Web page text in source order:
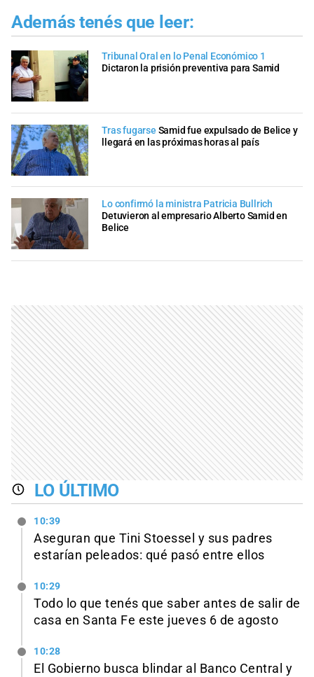
Además tenés que leer:
Tribunal Oral en lo Penal Económico 1
Dictaron la prisión preventiva para Samid
Tras fugarse Samid fue expulsado de Belice y
llegará en las próximas horas al país
Lo confirmó la ministra Patricia Bullrich
Detuvieron al empresario Alberto Samid en
Belice
LO ÚLTIMO
10:39
Aseguran que Tini Stoessel y sus padres
estarían peleados: qué pasó entre ellos
10:29
Todo lo que tenés que saber antes de salir de
casa en Santa Fe este jueves 6 de agosto
10:28
El Gobierno busca blindar al Banco Central y